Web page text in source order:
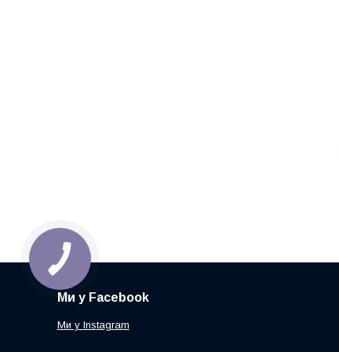
Ми у Facebook
Ми у Instagram